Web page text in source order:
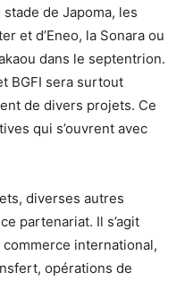
de Japoma, les
et d’Eneo, la Sonara ou
dans le septentrion.
BGFI sera surtout
de divers projets. Ce
qui s’ouvrent avec
diverses autres
partenariat. Il s’agit
international,
opérations de